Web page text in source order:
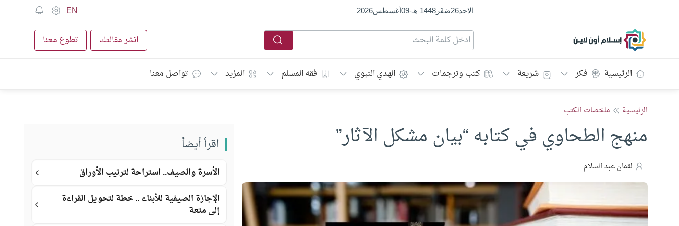
الاحد26صَفَر1448 هـ -
09أغسطس2026
EN
إسلام أون لاين انشر مقالتك تطوع معنا
الرئيسية فكر شريعة كتب وترجمات الهدي النبوي فقه المسلم المزيد تواصل معنا
الرئيسية ملخصات الكتب
منهج الطحاوي في كتابه “بيان مشكل الآثار”
لقمان عبد السلام
اقرأ أيضاً
الأسرة والصيف.. استراحة لترتيب الأوراق
الإجازة الصيفية للأبناء .. خطة لتحويل القراءة
إلى متعة